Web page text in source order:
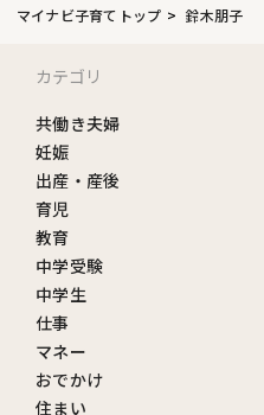
マイナビ子育てトップ 鈴木朋子
カテゴリ
共働き夫婦
妊娠
出産・産後
育児
教育
中学受験
中学生
仕事
マネー
おでかけ
住まい